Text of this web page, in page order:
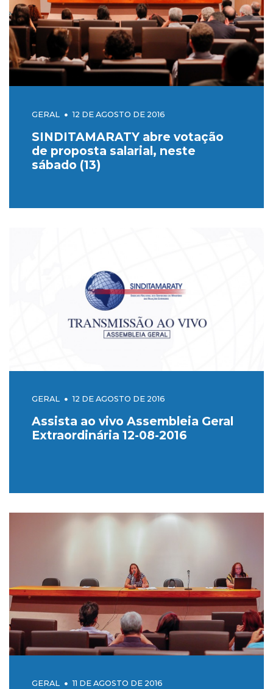
GERAL 12 DE AGOSTO DE 2016
SINDITAMARATY abre votação
de proposta salarial, neste
sábado (13)
GERAL 12 DE AGOSTO DE 2016
Assista ao vivo Assembleia Geral
Extraordinária 12-08-2016
GERAL 11 DE AGOSTO DE 2016